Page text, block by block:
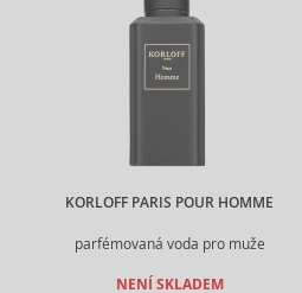
KORLOFF PARIS POUR HOMME
parfémovaná voda pro muže
NENÍ SKLADEM